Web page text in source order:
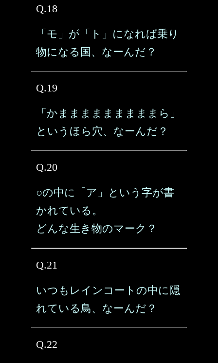
Q.18
「モ」が「ト」になれば乗り
物になる国、なーんだ？
Q.19
「かまままままままままら」
というほら穴、なーんだ？
Q.20
○の中に「ア」という字が書
かれている。
どんな生き物のマーク？
Q.21
いつもレインコートの中に隠
れている鳥、なーんだ？
Q.22